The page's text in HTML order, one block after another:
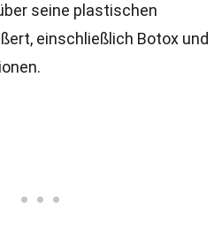
seine plastischen
einschließlich Botox und